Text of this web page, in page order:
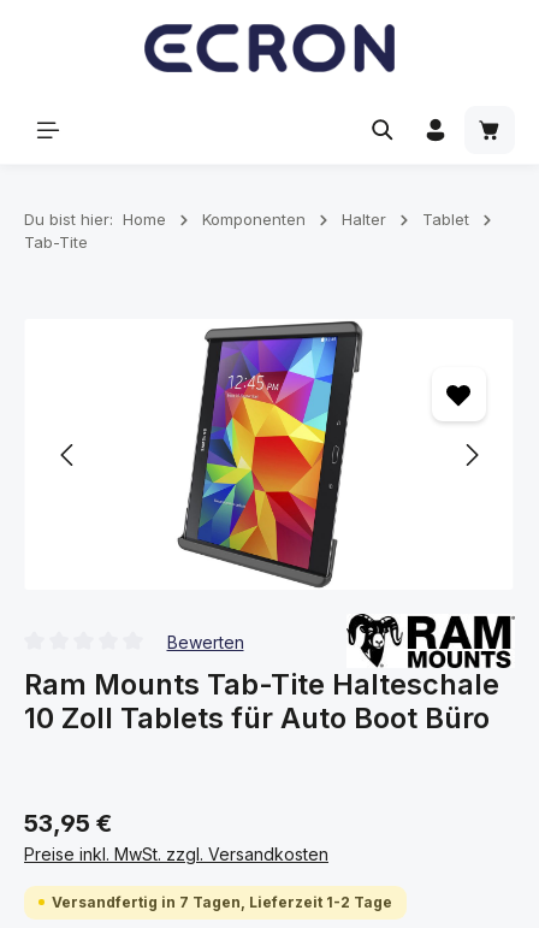
Du bist hier: Home Komponenten Halter
Tablet
Tab-Tite
Bildergalerie überspringen
Durchschnittliche Bewertung von 0 von 5 Sternen
Bewerten
Ram Mounts Tab-Tite Halteschale
10 Zoll Tablets für Auto Boot Büro
53,95 €
Preise inkl. MwSt. zzgl. Versandkosten
Versandfertig in 7 Tagen, Lieferzeit 1-2 Tage